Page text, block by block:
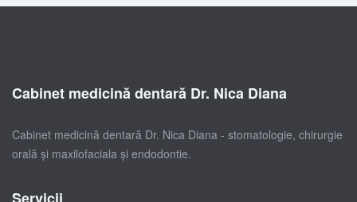
Cabinet medicină dentară Dr. Nica Diana
Cabinet medicină dentară Dr. Nica Diana - stomatologie, chirurgie
orală și maxilofaciala și endodontie.